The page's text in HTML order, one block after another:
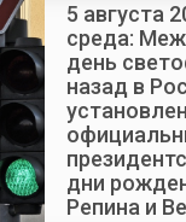
5 августа
среда:
день
назад в
дни
Репина и